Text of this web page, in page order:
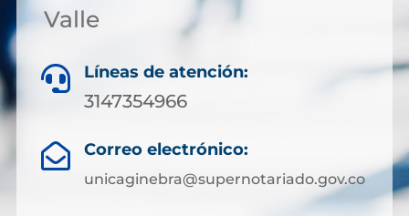
Valle
 Líneas de atención:
3147354966
 Correo electrónico:
unicaginebra@supernotariado.gov.co